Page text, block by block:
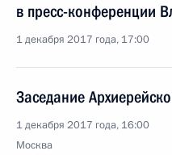
в пресс-конференции
1 декабря 2017 года, 17:00
Заседание
1 декабря 2017 года, 16:00
Москва